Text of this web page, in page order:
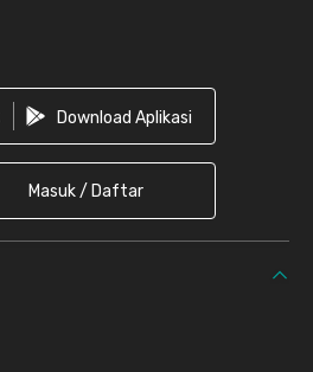
Download Aplikasi
Masuk / Daftar